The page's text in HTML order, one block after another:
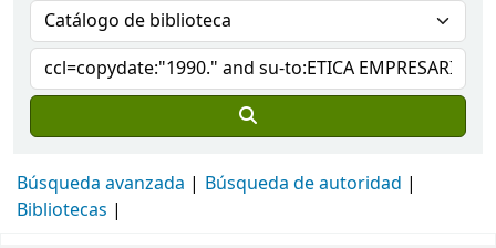
Búsqueda avanzada
Búsqueda de autoridad
Bibliotecas